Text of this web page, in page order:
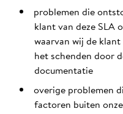
problemen die
klant van deze SLA
waarvan wij de
het schenden door
documentatie
overige problemen
factoren buiten